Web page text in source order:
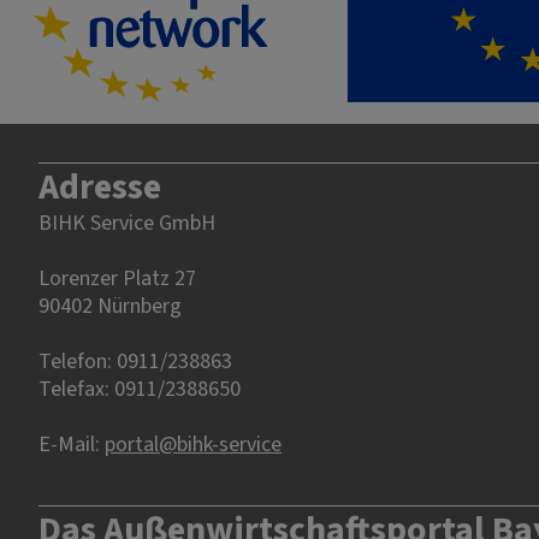
Adresse
BIHK Service GmbH
Lorenzer Platz 27
90402 Nürnberg‎‎
Telefon: 0911/238863
Telefax: 0911/2388650
E-Mail: portal@bihk-service
Das Außenwirtschaftsportal